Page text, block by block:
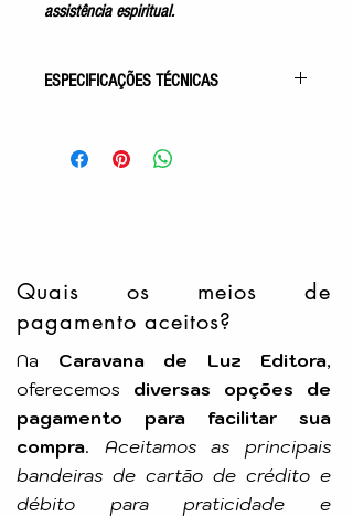
assistência espiritual.
ESPECIFICAÇÕES TÉCNICAS
Acabamento: Capa comum
Autor: Roberto de Carvalho
Editora: Aliança
Quais os meios de
pagamento aceitos?
Na Caravana de Luz Editora,
oferecemos diversas opções de
pagamento para facilitar sua
compra. Aceitamos as principais
bandeiras de cartão de crédito e
débito para praticidade e